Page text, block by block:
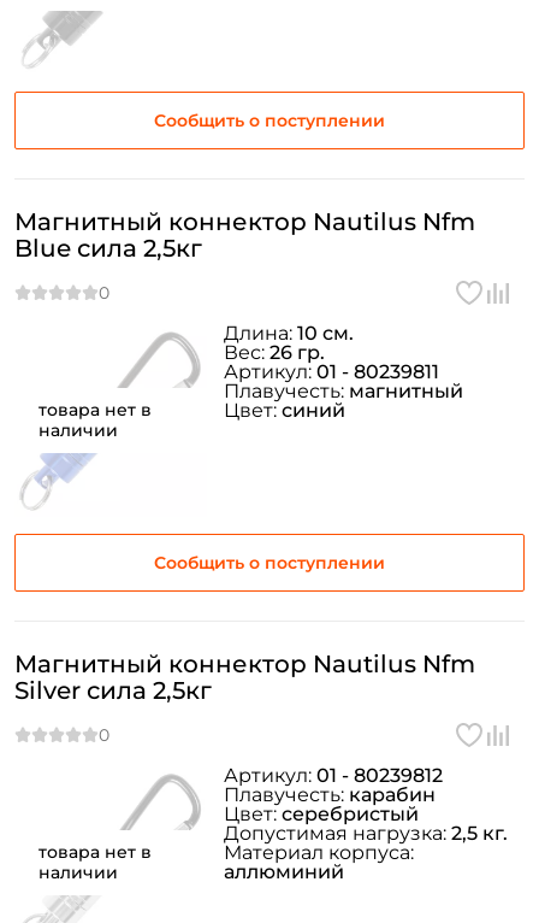
Сообщить о поступлении
товара нет в
наличии
Магнитный коннектор Nautilus Nfm
Blue сила 2,5кг
Сообщить о поступлении
Длина: 10 см.
Вес: 26 гр.
Артикул: 01 - 80239811
Плавучесть: магнитный
Цвет: синий
товара нет в
наличии
Магнитный коннектор Nautilus Nfm
Silver сила 2,5кг
Артикул: 01 - 80239812
Плавучесть: карабин
Цвет: серебристый
Допустимая нагрузка: 2,5 кг.
Материал корпуса:
аллюминий
Создать аккаунт
ФИО: *
Номер телефона: *
Придумайте пароль: *